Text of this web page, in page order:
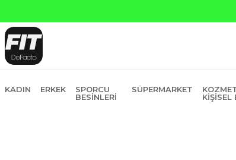
Yapı Kredi ve Garanti
KADIN ERKEK
SPORCU
BESINLERI
SÜPERMARKET
KIŞISEL